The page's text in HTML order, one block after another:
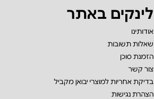
לינקים באתר
אודותינו
שאלות תשובות
הזמנת סוכן
צור קשר
בדיקת אחריות למוצרי יבואן מקביל
הצהרת נגישות